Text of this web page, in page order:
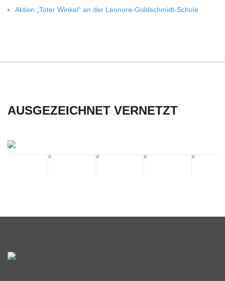
Aktion „Toter Win­kel“ an der Leonore-Goldschmidt-Schule
AUSGEZEICHNET VERNETZT